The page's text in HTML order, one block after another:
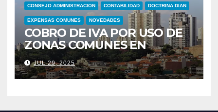
CONSEJO ADMINISTRACION CONTABILIDAD DOCTRINA DIAN
EXPENSAS COMUNES NOVEDADES
COBRO DE IVA POR USO DE
ZONAS COMUNES EN
CONJUNTOS RESIDENCIALES
JUL 29, 2025